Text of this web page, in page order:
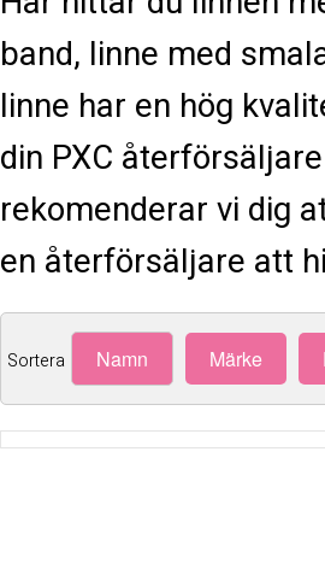
band, linne med
linne har en hög
din PXC
rekomenderar vi dig
en återförsäljare att
Sortera Namn Märke